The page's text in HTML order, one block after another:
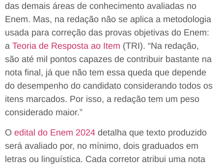
das demais áreas de conhecimento avaliadas no
Enem. Mas, na redação não se aplica a metodologia
usada para correção das provas objetivas do Enem:
a Teoria de Resposta ao Item (TRI). “Na redação,
são até mil pontos capazes de contribuir bastante na
nota final, já que não tem essa queda que depende
do desempenho do candidato considerando todos os
itens marcados. Por isso, a redação tem um peso
considerado maior.”
O edital do Enem 2024 detalha que texto produzido
será avaliado por, no mínimo, dois graduados em
letras ou linguística. Cada corretor atribui uma nota